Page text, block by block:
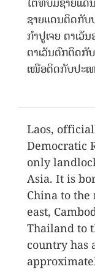
ຊາຍແດນຕິດກັບ
ກຳປູເຈຍ ຕາເ
ຕາເວັນຕົກຕິດກັ
ເໜືອຕິດກັບປະເ
Laos,
Democratic
only
Asia. It is
China to
east,
Thailand to
country has